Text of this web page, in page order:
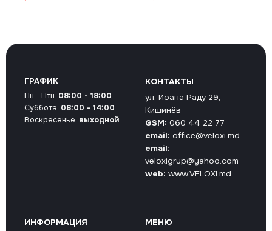
КОНТАКТЫ
ул. Иоана Раду 29,
Кишинёв
GSM: 060 44 22 77
email: office@veloxi.md
email:
veloxigrup@yahoo.com
web: www.VELOXI.md
ИНФОРМАЦИЯ МЕНЮ
ГРАФИК
Пн - Птн: 08:00 - 18:00
Суббота: 08:00 - 14:00
Воскресенье: выходной